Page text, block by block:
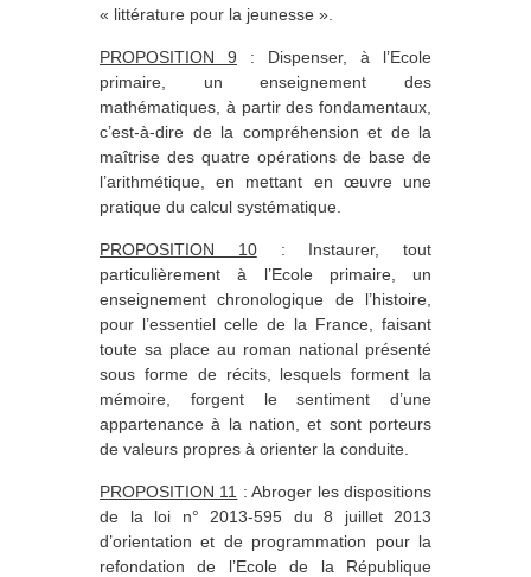
« littérature pour la jeunesse ».
PROPOSITION 9 : Dispenser, à l’Ecole
primaire, un enseignement des
mathématiques, à partir des fondamentaux,
c’est-à-dire de la compréhension et de la
maîtrise des quatre opérations de base de
l’arithmétique, en mettant en œuvre une
pratique du calcul systématique.
PROPOSITION 10: Instaurer, tout
particulièrement à l’Ecole primaire, un
enseignement chronologique de l’histoire,
pour l’essentiel celle de la France, faisant
toute sa place au roman national présenté
sous forme de récits, lesquels forment la
mémoire, forgent le sentiment d’une
appartenance à la nation, et sont porteurs
de valeurs propres à orienter la conduite.
PROPOSITION 11 : Abroger les dispositions
de la loi n° 2013-595 du 8 juillet 2013
d’orientation et de programmation pour la
refondation de l’Ecole de la République